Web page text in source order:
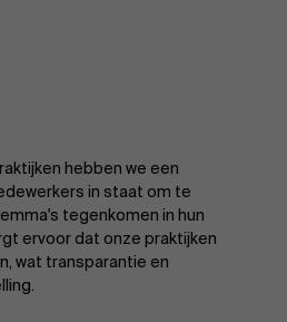
hebben we een
in staat om te
tegenkomen in hun
ervoor dat onze praktijken
wat transparantie en